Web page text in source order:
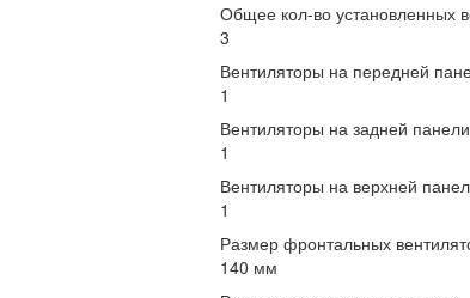
Общее кол-во установленных
3
Вентиляторы на передней
1
Вентиляторы на задней панели
1
Вентиляторы на верхней
1
Размер фронтальных
140 мм